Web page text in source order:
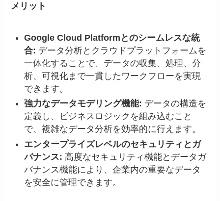
メリット
Google Cloud Platformとのシームレスな統
合: データ分析とクラウドプラットフォームを
一体化することで、データの収集、処理、分
析、可視化まで一貫したワークフローを実現
できます。
強力なデータモデリング機能: データの構造を
定義し、ビジネスロジックを組み込むこと
で、複雑なデータ分析を効率的に行えます。
エンタープライズレベルのセキュリティとガ
バナンス: 高度なセキュリティ機能とデータガ
バナンス機能により、企業内の重要なデータ
を安全に管理できます。